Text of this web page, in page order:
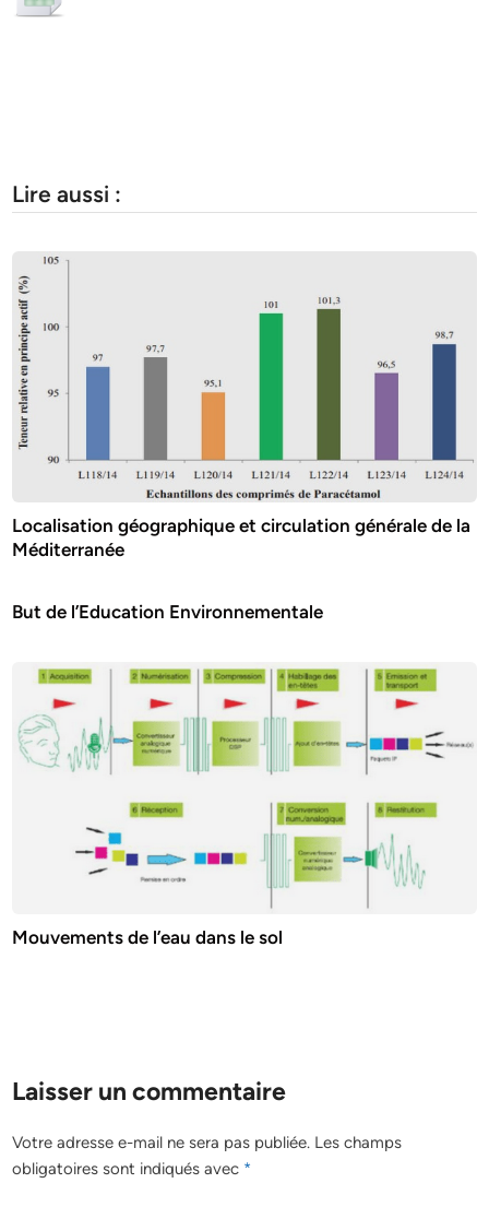
Lire aussi :
Localisation géographique et circulation générale de la
Méditerranée
But de l’Education Environnementale
Mouvements de l’eau dans le sol
Laisser un commentaire
Votre adresse e-mail ne sera pas publiée. Les champs
obligatoires sont indiqués avec *